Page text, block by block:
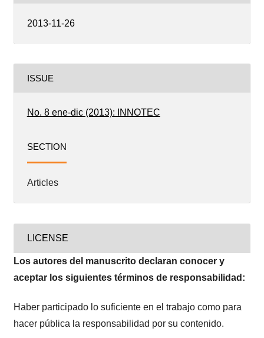
2013-11-26
ISSUE
No. 8 ene-dic (2013): INNOTEC
SECTION
Articles
LICENSE
Los autores del manuscrito declaran conocer y
aceptar los siguientes términos de responsabilidad:
Haber participado lo suficiente en el trabajo como para
hacer pública la responsabilidad por su contenido.